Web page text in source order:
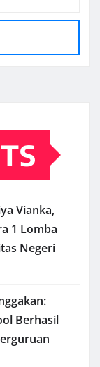
Vianka,
1 Lomba
Negeri
Berhasil